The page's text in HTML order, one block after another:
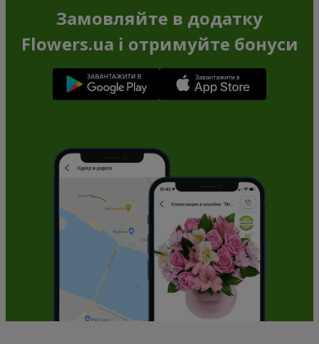
Замовляйте в додатку
Flowers.ua і отримуйте бонуси